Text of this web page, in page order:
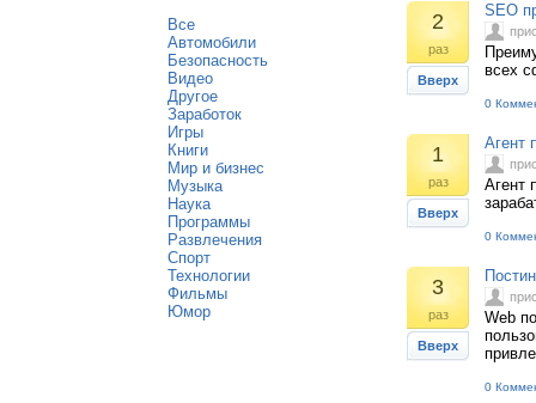
Все
Автомобили
Безопасность
Видео
Другое
Заработок
Игры
Книги
Мир и бизнес
Музыка
Наука
Программы
Развлечения
Спорт
Технологии
Фильмы
Юмор
2
раз
Вверх
SEO
всех
0
1
раз
Вверх
Агент
Агент
0
3
раз
Вверх
Web
0